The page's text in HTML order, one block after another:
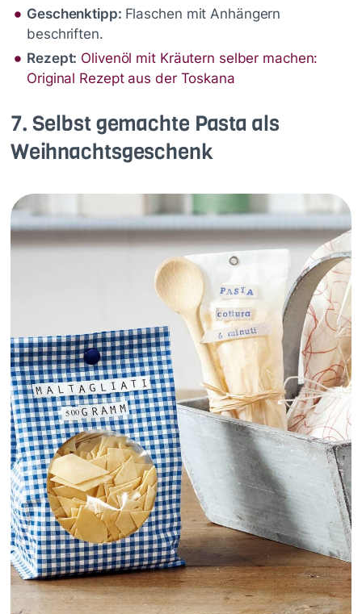
Geschenktipp: Flaschen mit Anhängern
beschriften.
Rezept: Olivenöl mit Kräutern selber machen:
Original Rezept aus der Toskana
7. Selbst gemachte Pasta als
Weihnachtsgeschenk